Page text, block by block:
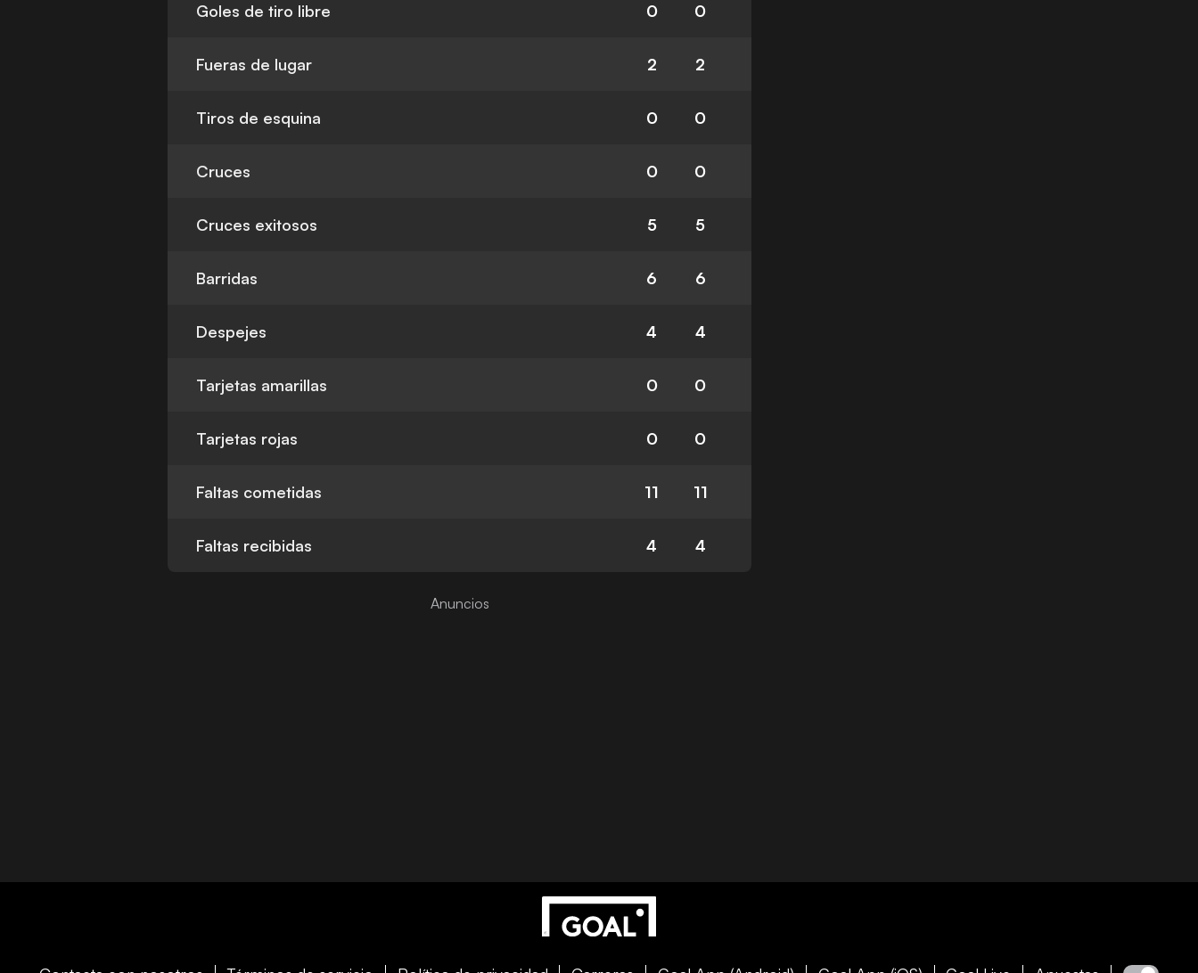
Goles de tiro libre 0 0
Fueras de lugar 2 2
Tiros de esquina 0 0
Cruces 0 0
Cruces exitosos 5 5
Barridas 6 6
Despejes 4 4
Tarjetas amarillas 0 0
Tarjetas rojas 0 0
Faltas cometidas 11 11
Faltas recibidas 4 4